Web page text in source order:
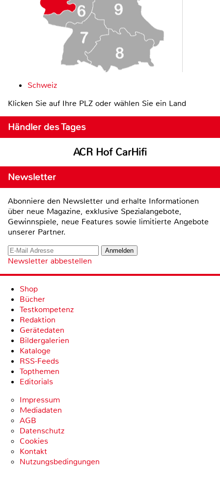
Schweiz
Klicken Sie auf Ihre PLZ oder wählen Sie ein Land
Händler des Tages
ACR Hof CarHifi
Newsletter
Abonniere den Newsletter und erhalte Informationen
über neue Magazine, exklusive Spezialangebote,
Gewinnspiele, neue Features sowie limitierte Angebote
unserer Partner.
Newsletter abbestellen
Shop
Bücher
Testkompetenz
Redaktion
Gerätedaten
Bildergalerien
Kataloge
RSS-Feeds
Topthemen
Editorials
Impressum
Mediadaten
AGB
Datenschutz
Cookies
Kontakt
Nutzungsbedingungen